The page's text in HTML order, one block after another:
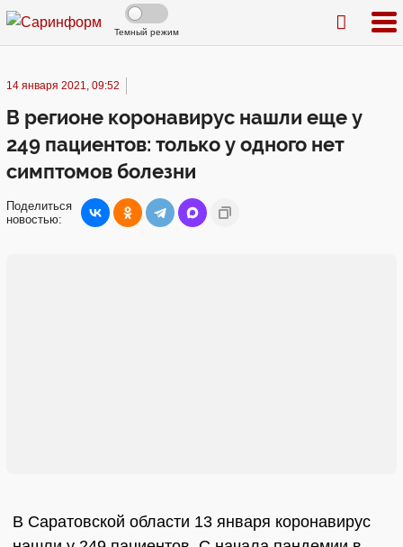
Темный режим
14 января 2021, 09:52
В регионе коронавирус нашли еще у
249 пациентов: только у одного нет
симптомов болезни
Поделиться
новостью:
В Саратовской области 13 января коронавирус